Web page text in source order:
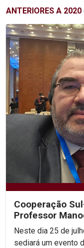
ANTERIORES A 2020
Cooperação
Professor
UNICAP em sua
Neste dia 25 de
sediará um evento